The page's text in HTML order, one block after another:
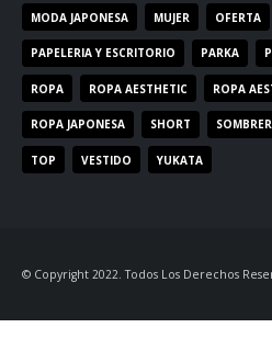
MODA JAPONESA MUJER OFERTA
PAPELERIA Y ESCRITORIO PARKA
ROPA ROPA AESTHETIC ROPA
ROPA JAPONESA SHORT
TOP VESTIDO YUKATA
© Copyright 2022. Todos Los Derechos